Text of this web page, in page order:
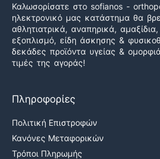
Καλωσορίσατε στο sofianos -
ηλεκτρονικό μας κατάστημα θα
αθλητιατρικά, αναπηρικά,
εξοπλισμό, είδη άσκησης &
δεκάδες προϊόντα υγείας &
τιμές της αγοράς!
Πληροφορίες
Πολιτική Επιστροφών
Κανόνες Μεταφορικών
Τρόποι Πληρωμής